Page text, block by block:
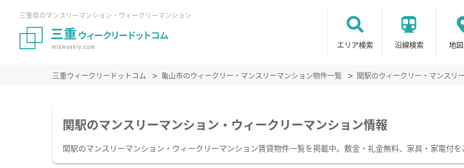
三重県のマンスリーマンション・ウィークリーマンション
エリア検索 沿線検索 地
三重ウィークリードットコム 亀山市のウィークリー・マンスリーマンション物件一覧 関駅のウィークリー・マンスリ
関駅のマンスリーマンション・ウィークリーマンション情報
関駅のマンスリーマンション・ウィークリーマンション賃貸物件一覧を掲載中。敷金・礼金無料、家具・家電付